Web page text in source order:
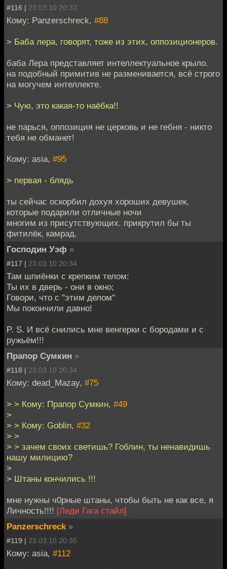
#116 | 23.03.10 20:33
Кому: Panzerschreck, #88
> Баба лера, говорят, тоже из этих, оппозиционеров.
баба Лера представляет интеллектуальное крыло.
на подобный примитив не разменивается, всё строго
на могучем интеллекте.
> Чую, это какая-то наёбка!!
не парься, оппозиция не церковь и не гебня - никто
тебя не обманет!
Кому: asia, #95
> первая - блядь
ты сейчас оскорбил дохуя хороших девушек,
которые подарили отличные ночи
многим из присутствующих. прикрутил бы ты
фитилёк, камрад.
Господин Уэф »
#117 | 23.03.10 20:34
Там шпиёнки с крепким телом:
Ты их в дверь - они в окно;
Говори, что с "этим делом"
Мы покончили давно!
P. S. И всё снились мне венгерки с бородами и с
ружьём!!!
Прапор Сумкин »
#118 | 23.03.10 20:34
Кому: dead_Mazay, #75
> > Кому: Прапор Сумкин, #49
>
> > Кому: Goblin, #32
> >
> > зачем своих светишь? Гоблин, ты ненавидишь
нашу милицию?
>
> Штаны кончились !!!
мне нужны ч0рные штаны, чтобы быть не как все, я
Личность!!!! [Леди Гага стайл]
Panzerschreck »
#119 | 23.03.10 20:35
Кому: asia, #112